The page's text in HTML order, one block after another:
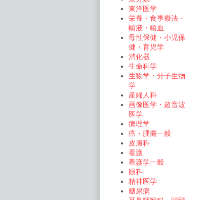
東洋医学
栄養・食事療法・
輸液・輸血
母性保健・小児保
健・育児学
消化器
生命科学
生物学・分子生物
学
産婦人科
画像医学・超音波
医学
病理学
癌・腫瘍一般
皮膚科
看護
看護学一般
眼科
精神医学
糖尿病